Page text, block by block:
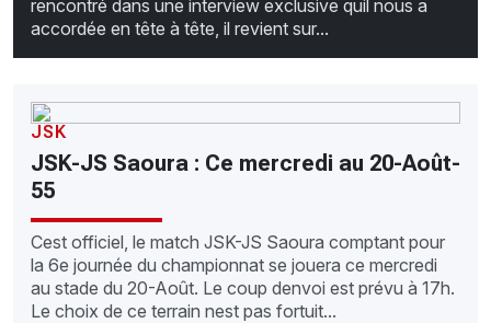
rencontré dans une interview exclusive quil nous a
accordée en tête à tête, il revient sur...
JSK
JSK-JS Saoura : Ce mercredi au 20-Août-
55
Cest officiel, le match JSK-JS Saoura comptant pour
la 6e journée du championnat se jouera ce mercredi
au stade du 20-Août. Le coup denvoi est prévu à 17h.
Le choix de ce terrain nest pas fortuit...